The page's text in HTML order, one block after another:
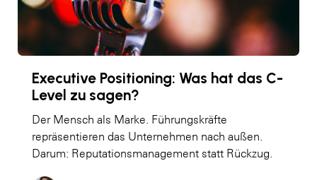
Executive Positioning: Was hat das C-
Level zu sagen?
Der Mensch als Marke. Führungskräfte
repräsentieren das Unternehmen nach außen.
Darum: Reputationsmanagement statt Rückzug.